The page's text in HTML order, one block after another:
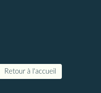
Retour à l'accueil